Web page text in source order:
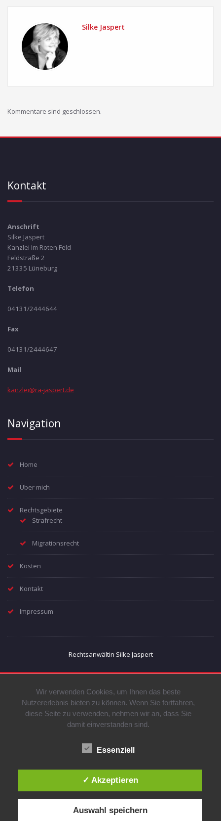
Silke Jaspert
Kommentare sind geschlossen.
Kontakt
Anschrift
Silke Jaspert
Kanzlei Im Roten Feld
Feldstraße 2
21335 Lüneburg
Telefon
04131/2444644
Fax
04131/2444647
Mail
kanzlei@ra-jaspert.de
Navigation
Home
Über mich
Rechtsgebiete
Strafrecht
Migrationsrecht
Kosten
Kontakt
Impressum
Rechtsanwältin Silke Jaspert
Wir verwenden Cookies, um Ihnen das beste
Nutzererlebnis bieten zu können. Wenn Sie fortfahren,
diese Seite zu verwenden, nehmen wir an, dass Sie
damit einverstanden sind.
Essenziell
✓ Akzeptieren
Auswahl speichern